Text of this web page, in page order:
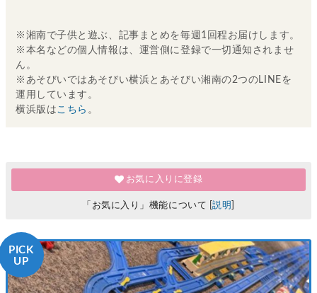
※湘南で子供と遊ぶ、記事まとめを毎週1回程お届けします。
※本名などの個人情報は、運営側に登録で一切通知されませ
ん。
※あそびいではあそびい横浜とあそびい湘南の2つのLINEを
運用しています。
横浜版はこちら 。
お気に入りに登録
「お気に入り」機能について [説明]
PICK
UP